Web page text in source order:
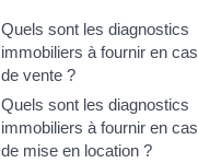
Quels sont les diagnostics
immobiliers à fournir en cas
de vente ?
Quels sont les diagnostics
immobiliers à fournir en cas
de mise en location ?